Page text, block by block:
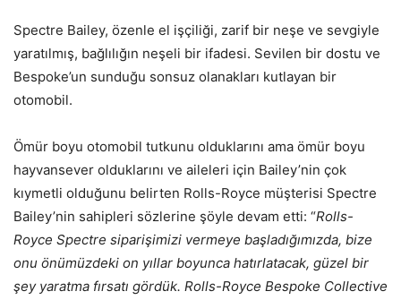
Spectre Bailey, özenle el işçiliği, zarif bir neşe ve sevgiyle
yaratılmış, bağlılığın neşeli bir ifadesi. Sevilen bir dostu ve
Bespoke’un sunduğu sonsuz olanakları kutlayan bir
otomobil.
Ömür boyu otomobil tutkunu olduklarını ama ömür boyu
hayvansever olduklarını ve aileleri için Bailey’nin çok
kıymetli olduğunu belirten Rolls-Royce müşterisi Spectre
Bailey’nin sahipleri sözlerine şöyle devam etti: “Rolls-
Royce Spectre siparişimizi vermeye başladığımızda, bize
onu önümüzdeki on yıllar boyunca hatırlatacak, güzel bir
şey yaratma fırsatı gördük. Rolls-Royce Bespoke Collective